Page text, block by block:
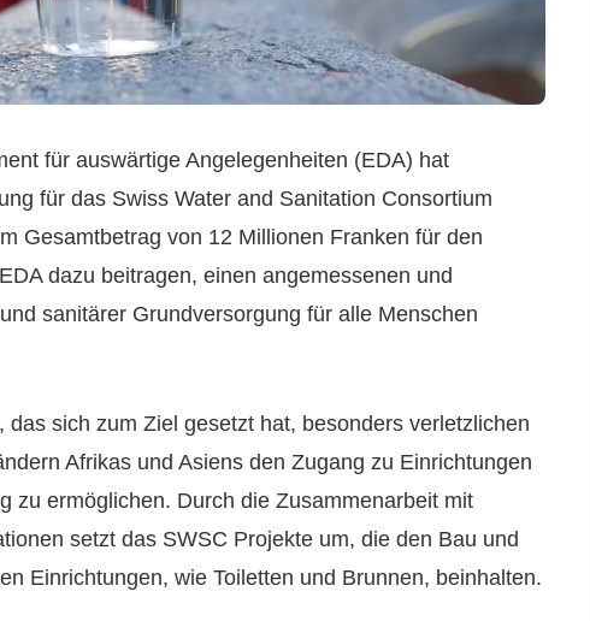
für auswärtige Angelegenheiten (EDA) hat
für das Swiss Water and Sanitation Consortium
Gesamtbetrag von 12 Millionen Franken für den
dazu beitragen, einen angemessenen und
sanitärer Grundversorgung für alle Menschen
das sich zum Ziel gesetzt hat, besonders verletzlichen
Afrikas und Asiens den Zugang zu Einrichtungen
zu ermöglichen. Durch die Zusammenarbeit mit
setzt das SWSC Projekte um, die den Bau und
Einrichtungen, wie Toiletten und Brunnen, beinhalten.